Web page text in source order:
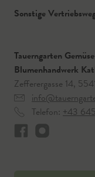
Sonstige
Tauerngarten
Blumenhandwerk
Zefferergasse 14,
Telefon: +43